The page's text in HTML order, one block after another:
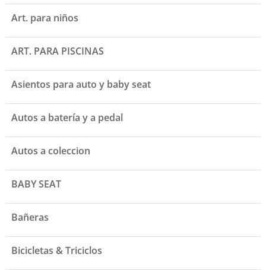
Art. para niños
ART. PARA PISCINAS
Asientos para auto y baby seat
Autos a batería y a pedal
Autos a coleccion
BABY SEAT
Bañeras
Bicicletas & Triciclos